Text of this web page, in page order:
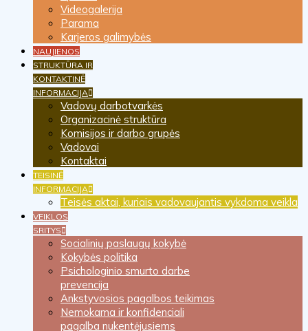
Videogalerija
Parama
Karjeros galimybės
NAUJIENOS
STRUKTŪRA IR
KONTAKTINĖ
INFORMACIJA
Vadovų darbotvarkės
Organizacinė struktūra
Komisijos ir darbo grupės
Vadovai
Kontaktai
TEISINĖ
INFORMACIJA
Teisės aktai, kuriais vadovaujantis vykdoma veikla
VEIKLOS
SRITYS
Socialinių paslaugų kokybė
Kokybės politika
Psichologinio smurto darbe
prevencija
Ankstyvosios pagalbos teikimas
Nemokama ir konfidenciali
pagalba nukentėjusiems